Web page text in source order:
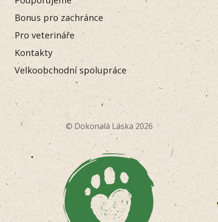
Bonus pro zachránce
Pro veterináře
Kontakty
Velkoobchodní spolupráce
© Dokonalá Láska 2026